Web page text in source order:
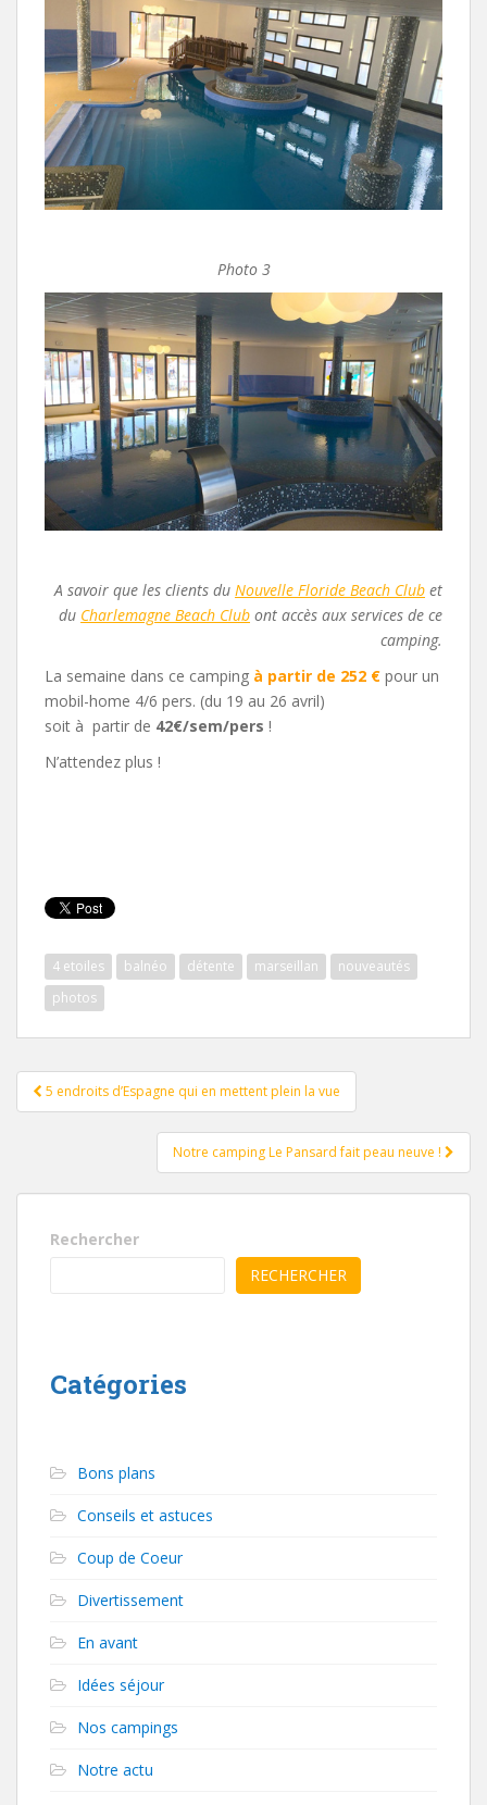
Photo 3
A savoir que les clients du Nouvelle Floride Beach Club et
du Charlemagne Beach Club ont accès aux services de ce
camping.
La semaine dans ce camping à partir de 252 € pour un
mobil-home 4/6 pers. (du 19 au 26 avril)
soit à partir de 42€/sem/pers !
N’attendez plus !
4 etoiles balnéo détente marseillan
nouveautés
photos
Pagination
d'article
5 endroits d’Espagne qui en mettent plein la vue
Notre camping Le Pansard fait peau neuve !
Rechercher
RECHERCHER
Catégories
Bons plans
Conseils et astuces
Coup de Coeur
Divertissement
En avant
Idées séjour
Nos campings
Notre actu